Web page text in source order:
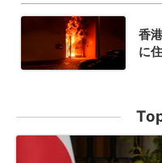
香
に